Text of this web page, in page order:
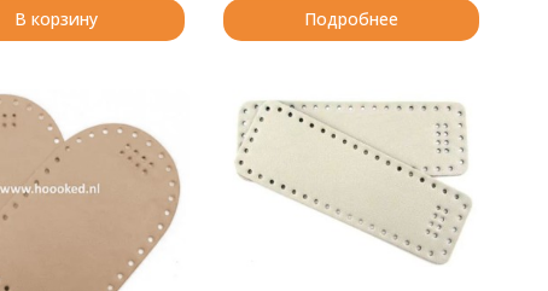
В корзину Подробнее